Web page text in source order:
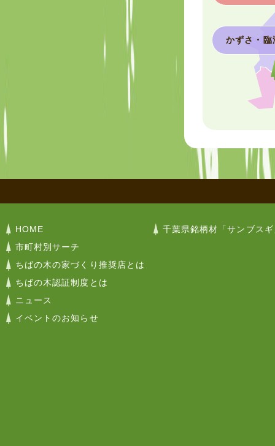
かずさ・臨
HOME
市町村別サーチ
ちばの木の家づくり推奨店とは
ちばの木認証制度とは
ニュース
イベントのお知らせ
千葉県銘柄材「サンブス